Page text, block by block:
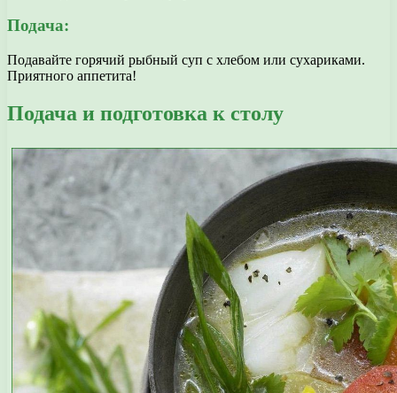
Подача:
Подавайте горячий рыбный суп с хлебом или сухариками.
Приятного аппетита!
Подача и подготовка к столу